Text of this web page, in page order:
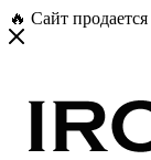
🔥 Сайт продается